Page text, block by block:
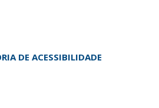
DE ACESSIBILIDADE